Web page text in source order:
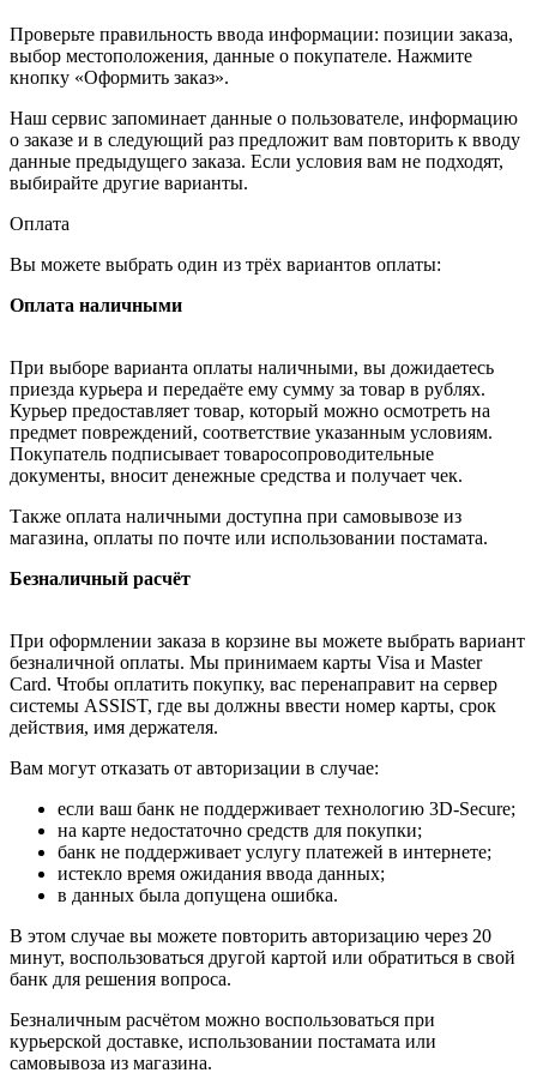
Проверьте правильность ввода информации: позиции заказа,
выбор местоположения, данные о покупателе. Нажмите
кнопку «Оформить заказ».
Наш сервис запоминает данные о пользователе, информацию
о заказе и в следующий раз предложит вам повторить к вводу
данные предыдущего заказа. Если условия вам не подходят,
выбирайте другие варианты.
Оплата
Вы можете выбрать один из трёх вариантов оплаты:
Оплата наличными
При выборе варианта оплаты наличными, вы дожидаетесь
приезда курьера и передаёте ему сумму за товар в рублях.
Курьер предоставляет товар, который можно осмотреть на
предмет повреждений, соответствие указанным условиям.
Покупатель подписывает товаросопроводительные
документы, вносит денежные средства и получает чек.
Также оплата наличными доступна при самовывозе из
магазина, оплаты по почте или использовании постамата.
Безналичный расчёт
При оформлении заказа в корзине вы можете выбрать вариант
безналичной оплаты. Мы принимаем карты Visa и Master
Card. Чтобы оплатить покупку, вас перенаправит на сервер
системы ASSIST, где вы должны ввести номер карты, срок
действия, имя держателя.
Вам могут отказать от авторизации в случае:
если ваш банк не поддерживает технологию 3D-Secure;
на карте недостаточно средств для покупки;
банк не поддерживает услугу платежей в интернете;
истекло время ожидания ввода данных;
в данных была допущена ошибка.
В этом случае вы можете повторить авторизацию через 20
минут, воспользоваться другой картой или обратиться в свой
банк для решения вопроса.
Безналичным расчётом можно воспользоваться при
курьерской доставке, использовании постамата или
самовывоза из магазина.